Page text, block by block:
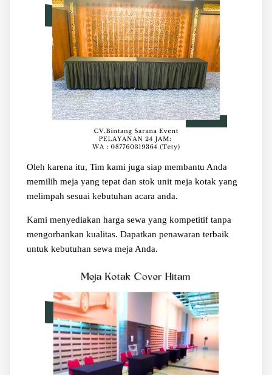
Oleh karena itu, Tim kami juga siap membantu Anda
memilih meja yang tepat dan stok unit meja kotak yang
melimpah sesuai kebutuhan acara anda.
Kami menyediakan harga sewa yang kompetitif tanpa
mengorbankan kualitas. Dapatkan penawaran terbaik
untuk kebutuhan sewa meja Anda.